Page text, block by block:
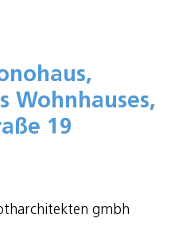
Wohnhauses,
19
gmbh